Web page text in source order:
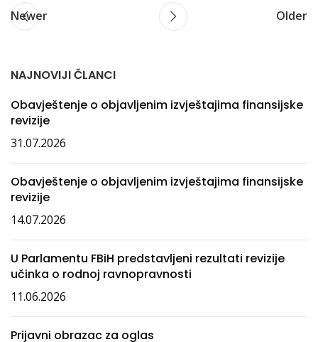
Newer Older
NAJNOVIJI ČLANCI
Obavještenje o objavljenim izvještajima finansijske
revizije
31.07.2026
Obavještenje o objavljenim izvještajima finansijske
revizije
14.07.2026
U Parlamentu FBiH predstavljeni rezultati revizije
učinka o rodnoj ravnopravnosti
11.06.2026
Prijavni obrazac za oglas